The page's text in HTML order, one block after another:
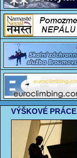
VÝŠKOVÉ PRÁCE